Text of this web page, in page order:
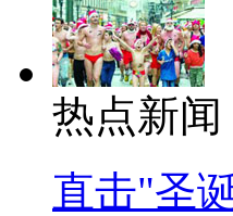
热点新闻
直击"圣